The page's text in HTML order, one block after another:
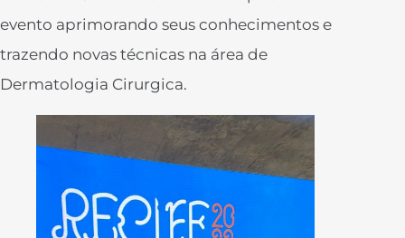
evento aprimorando seus conhecimentos e
trazendo novas técnicas na área de
Dermatologia Cirurgica.